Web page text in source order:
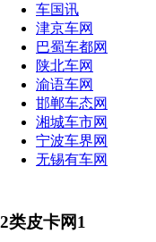
车国讯
津京车网
巴蜀车都网
陕北车网
渝语车网
邯郸车态网
湘城车市网
宁波车界网
无锡有车网
2类皮卡网1